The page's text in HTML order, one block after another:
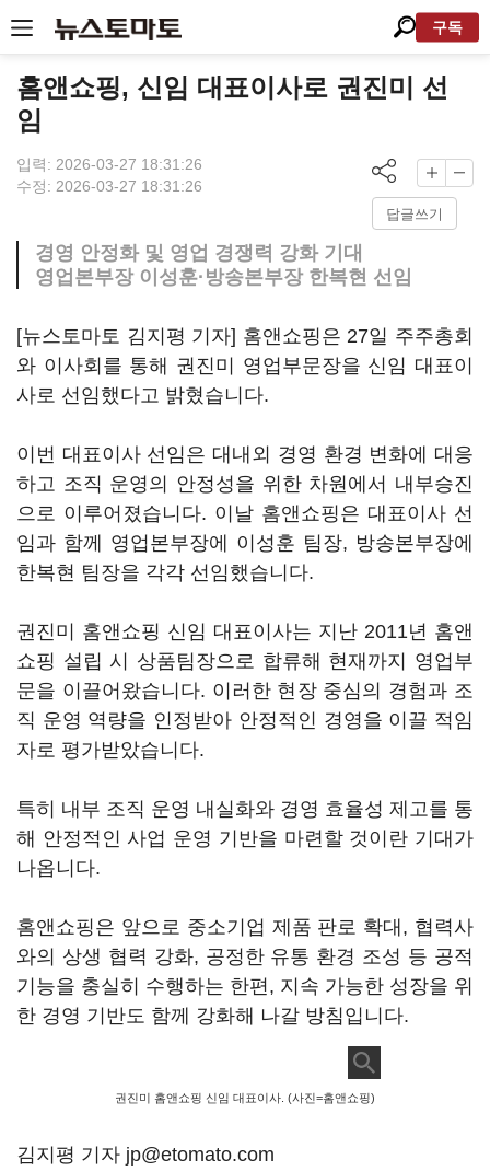
구독
홈앤쇼핑, 신임 대표이사로 권진미 선
임
입력: 2026-03-27 18:31:26
수정: 2026-03-27 18:31:26
답글쓰기
경영 안정화 및 영업 경쟁력 강화 기대
영업본부장 이성훈·방송본부장 한복현 선임
[뉴스토마토 김지평 기자] 홈앤쇼핑은 27일 주주총회
와 이사회를 통해 권진미 영업부문장을 신임 대표이
사로 선임했다고 밝혔습니다.
이번 대표이사 선임은 대내외 경영 환경 변화에 대응
하고 조직 운영의 안정성을 위한 차원에서 내부승진
으로 이루어졌습니다. 이날 홈앤쇼핑은 대표이사 선
임과 함께 영업본부장에 이성훈 팀장, 방송본부장에
한복현 팀장을 각각 선임했습니다.
권진미 홈앤쇼핑 신임 대표이사는 지난 2011년 홈앤
쇼핑 설립 시 상품팀장으로 합류해 현재까지 영업부
문을 이끌어왔습니다. 이러한 현장 중심의 경험과 조
직 운영 역량을 인정받아 안정적인 경영을 이끌 적임
자로 평가받았습니다.
특히 내부 조직 운영 내실화와 경영 효율성 제고를 통
해 안정적인 사업 운영 기반을 마련할 것이란 기대가
나옵니다.
홈앤쇼핑은 앞으로 중소기업 제품 판로 확대, 협력사
와의 상생 협력 강화, 공정한 유통 환경 조성 등 공적
기능을 충실히 수행하는 한편, 지속 가능한 성장을 위
한 경영 기반도 함께 강화해 나갈 방침입니다.
권진미 홈앤쇼핑 신임 대표이사. (사진=홈앤쇼핑)
김지평 기자 jp@etomato.com